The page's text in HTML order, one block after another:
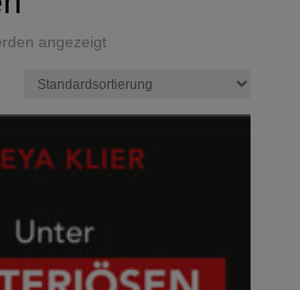
angezeigt